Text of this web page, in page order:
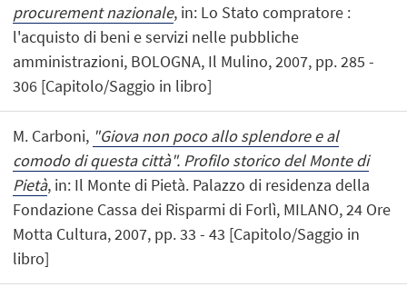
procurement nazionale, in: Lo Stato compratore :
l'acquisto di beni e servizi nelle pubbliche
amministrazioni, BOLOGNA, Il Mulino, 2007, pp. 285 -
306 [Capitolo/Saggio in libro]
M. Carboni, "Giova non poco allo splendore e al
comodo di questa città". Profilo storico del Monte di
Pietà, in: Il Monte di Pietà. Palazzo di residenza della
Fondazione Cassa dei Risparmi di Forlì, MILANO, 24 Ore
Motta Cultura, 2007, pp. 33 - 43 [Capitolo/Saggio in
libro]